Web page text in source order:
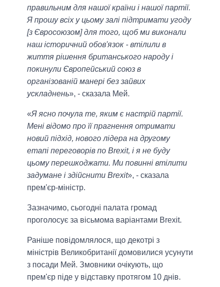
правильним для нашої країни і нашої партії.
Я прошу всіх у цьому залі підтримати угоду
[з Євросоюзом] для того, щоб ми виконали
наш історичний обов'язок - втілили в
життя рішення британського народу і
покинули Європейський союз в
організованій манері без зайвих
ускладнень», - сказала Мей.
«Я ясно почула те, яким є настрій партії.
Мені відомо про її прагнення отримати
новий підхід, нового лідера на другому
етапі переговорів по Brexit, і я не буду
цьому перешкоджати. Ми повинні втілити
задумане і здійснити Brexit», - сказала
прем'єр-міністр.
Зазначимо, сьогодні палата громад
проголосує за вісьмома варіантами Brexit.
Раніше повідомлялося, що декотрі з
міністрів Великобританії домовилися усунути
з посади Мей. Змовники очікують, що
прем'єр піде у відставку протягом 10 днів.